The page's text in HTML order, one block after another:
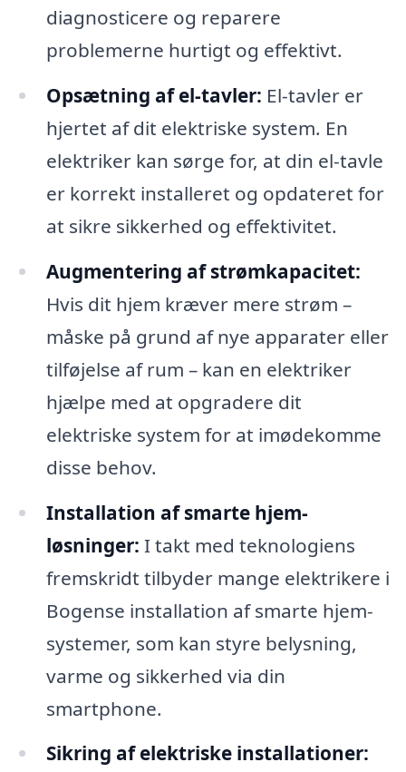
diagnosticere og reparere
problemerne hurtigt og effektivt.
Opsætning af el-tavler: El-tavler er
hjertet af dit elektriske system. En
elektriker kan sørge for, at din el-tavle
er korrekt installeret og opdateret for
at sikre sikkerhed og effektivitet.
Augmentering af strømkapacitet:
Hvis dit hjem kræver mere strøm –
måske på grund af nye apparater eller
tilføjelse af rum – kan en elektriker
hjælpe med at opgradere dit
elektriske system for at imødekomme
disse behov.
Installation af smarte hjem-
løsninger: I takt med teknologiens
fremskridt tilbyder mange elektrikere i
Bogense installation af smarte hjem-
systemer, som kan styre belysning,
varme og sikkerhed via din
smartphone.
Sikring af elektriske installationer: